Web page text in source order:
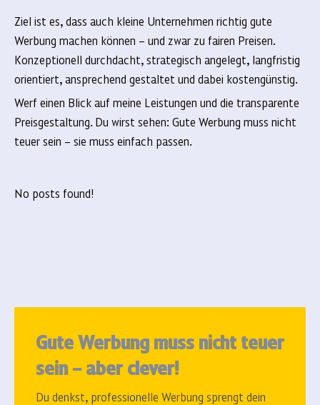
Ziel ist es, dass auch kleine Unternehmen richtig gute
Werbung machen können – und zwar zu fairen Preisen.
Konzeptionell durchdacht, strategisch angelegt, langfristig
orientiert, ansprechend gestaltet und dabei kostengünstig.
Werf einen Blick auf meine Leistungen und die transparente
Preisgestaltung. Du wirst sehen: Gute Werbung muss nicht
teuer sein – sie muss einfach passen.
No posts found!
Gute Werbung muss nicht teuer
sein – aber clever!
Du denkst, professionelle Werbung sprengt dein